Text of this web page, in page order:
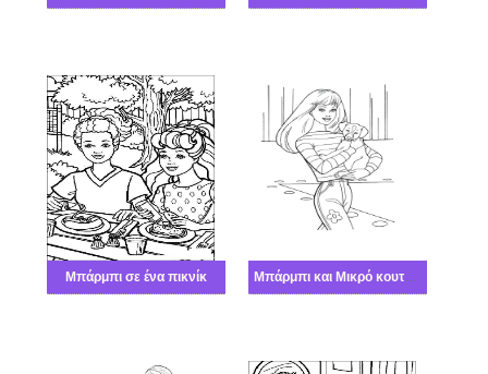
Μπάρμπι σε ένα πικνίκ Μπάρμπι και Μικρό κουτάβι